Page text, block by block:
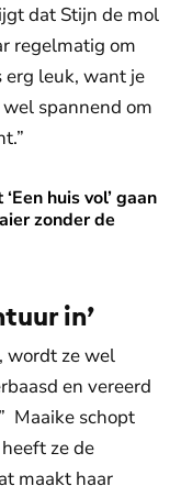
dat Stijn de mol
regelmatig om
erg leuk, want je
spannend om
huis vol’ gaan
zonder de
gaan op date: ‘Het
in’
wordt ze wel
en vereerd
Maaike schopt
ze de
maakt haar